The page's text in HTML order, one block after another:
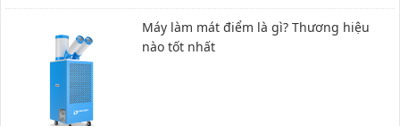
Máy làm mát điểm là gì? Thương hiệu
nào tốt nhất